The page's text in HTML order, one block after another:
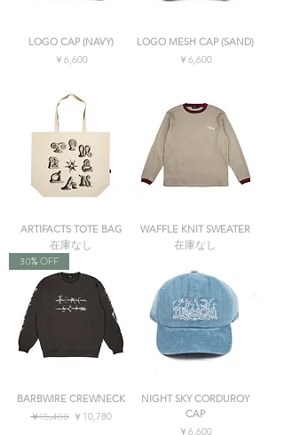
LOGO CAP (NAVY)
価格
￥6,600
LOGO MESH CAP (SAND)
価格
￥6,600
ARTIFACTS TOTE BAG
在庫なし
WAFFLE KNIT SWEATER
在庫なし
30% OFF
BARBWIRE CREWNECK
通常価格
￥15,400 セール価格
￥10,780
NIGHT SKY CORDUROY
CAP
価格
￥6,600